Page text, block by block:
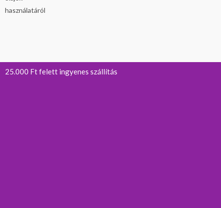
25.000 Ft felett ingyenes szállítás